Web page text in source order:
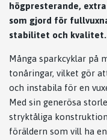
högpresterande,
som gjord för
stabilitet och kvalitet.
Många sparkcyklar på
tonåringar, vilket gör
och instabila för en
Med sin generösa
stryktåliga
föräldern som vill ha